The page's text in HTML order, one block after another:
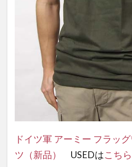
ドイツ軍 アーミー フラッ
ツ（新品）
USEDはこちら